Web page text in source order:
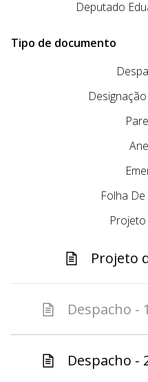
Deputado
Tipo de documento
Folha
Projeto
Despacho -
Despacho -